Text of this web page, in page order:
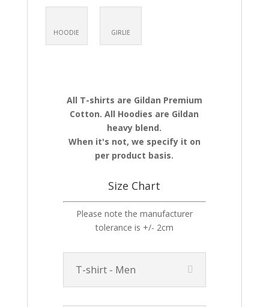
HOODIE GIRLIE
All T-shirts are Gildan Premium
Cotton. All Hoodies are Gildan
heavy blend.
When it's not, we specify it on
per product basis.
Size Chart
Please note the manufacturer
tolerance is +/- 2cm
T-shirt - Men